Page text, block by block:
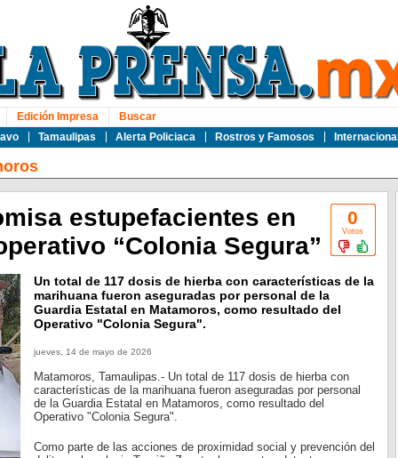
Tamaulipas Alerta Policiaca Rostros y Famosos Internacional
Edición Impresa Buscar
0
Votos
estupefacientes en
“Colonia Segura”
Un total de 117 dosis de hierba con características de la
marihuana fueron aseguradas por personal de la
Guardia Estatal en Matamoros, como resultado del
Operativo "Colonia Segura".
jueves, 14 de mayo de 2026
Matamoros, Tamaulipas.- Un total de 117 dosis de hierba con
características de la marihuana fueron aseguradas por personal
de la Guardia Estatal en Matamoros, como resultado del
Operativo "Colonia Segura".
Como parte de las acciones de proximidad social y prevención del